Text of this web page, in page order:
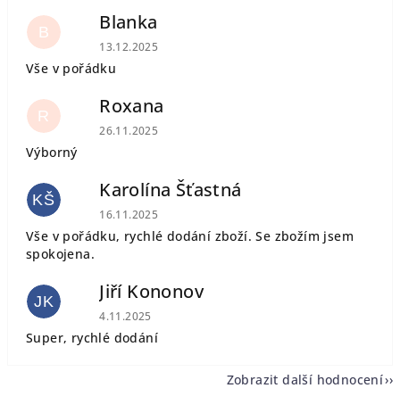
B Blanka
Hodnocení obchodu je 5 z 5 hvězdiček.
13.12.2025
Vše v pořádku
R Roxana
Hodnocení obchodu je 5 z 5 hvězdiček.
26.11.2025
Výborný
KŠ Karolína Šťastná
Hodnocení obchodu je 5 z 5 hvězdiček.
16.11.2025
Vše v pořádku, rychlé dodání zboží. Se zbožím jsem
spokojena.
JK Jiří Kononov
Hodnocení obchodu je 5 z 5 hvězdiček.
4.11.2025
Super, rychlé dodání
Zobrazit další hodnocení